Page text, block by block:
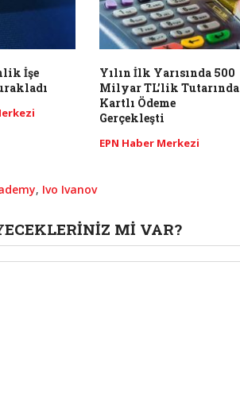
İşe
Yılın İlk Yarısında 500
Milyar TL’lik Tutarında
Kartlı Ödeme
Gerçekleşti
EPN Haber Merkezi
, Ivo Ivanov
MI VAR?